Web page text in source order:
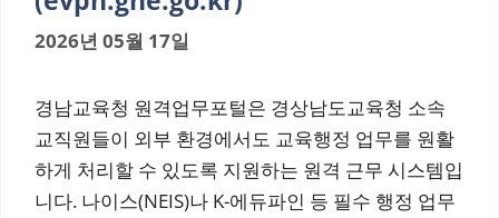
2026년 05월 17일
경남교육청 원격업무포털은 경상남도교육청 소속
교직원들이 외부 환경에서도 교육행정 업무를 원활
하게 처리할 수 있도록 지원하는 원격 근무 시스템입
니다. 나이스(NEIS)나 K-에듀파인 등 필수 행정 업무